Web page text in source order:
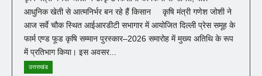
आधुनिक खेती से आत्मनिर्भर बन रहे हैं किसान कृषि मंत्री गणेश जोशी ने
आज सर्वे चौक स्थित आईआरडीटी सभागार में आयोजित दिल्ली प्रेस समूह के
फार्म एण्ड फूड कृषि सम्मान पुरस्कार–2026 समारोह में मुख्य अतिथि के रूप
में प्रतिभाग किया। इस अवसर...
उत्तराखंड